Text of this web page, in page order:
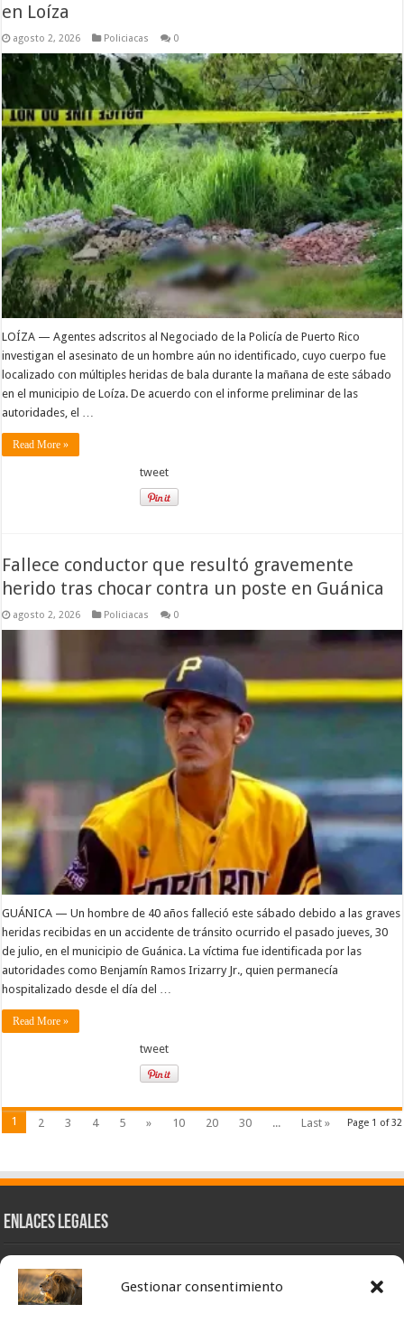
Gestionar consentimiento
en Loíza
agosto 2, 2026 Policiacas 0
LOÍZA — Agentes adscritos al Negociado de la Policía de Puerto Rico
investigan el asesinato de un hombre aún no identificado, cuyo cuerpo fue
localizado con múltiples heridas de bala durante la mañana de este sábado
en el municipio de Loíza. De acuerdo con el informe preliminar de las
autoridades, el …
Read More »
tweet
Fallece conductor que resultó gravemente
herido tras chocar contra un poste en Guánica
agosto 2, 2026 Policiacas 0
GUÁNICA — Un hombre de 40 años falleció este sábado debido a las graves
heridas recibidas en un accidente de tránsito ocurrido el pasado jueves, 30
de julio, en el municipio de Guánica. La víctima fue identificada por las
autoridades como Benjamín Ramos Irizarry Jr., quien permanecía
hospitalizado desde el día del …
Read More »
tweet
Page 1 of 32
1 2 3 4 5 » 10 20 30 ... Last »
Enlaces Legales
Nuestra Esencia
Pulso Global